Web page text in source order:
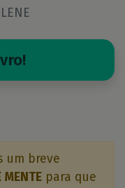
um breve
MENTE para que